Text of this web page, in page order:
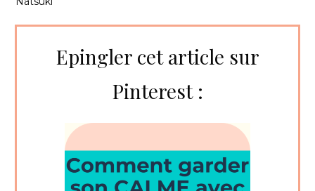
Epingler cet article sur
Pinterest :